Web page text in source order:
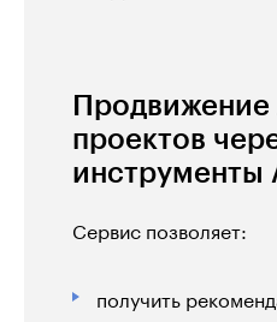
Продвижение
проектов
Сервис позволяет:
получить